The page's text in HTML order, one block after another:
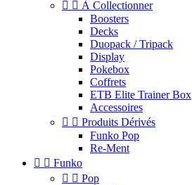
  À Collectionner
Boosters
Decks
Duopack / Tripack
Display
Pokebox
Coffrets
ETB Elite Trainer Box
Accessoires
  Produits Dérivés
Funko Pop
Re-Ment
  Funko
  Pop